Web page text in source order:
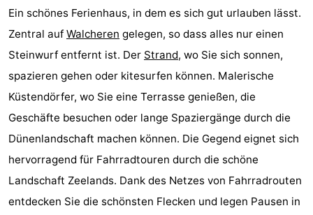
Loverendale
Résidence
Wijngaerde
Campingplätze
Ferienhäuser
-
Buitenhof
Domburg
-
Hof
Domburg
-
Westhove
Hotels
Zimmer
Ein schönes Ferienhaus, in dem es sich gut urlauben lässt.
Zentral auf Walcheren gelegen, so dass alles nur einen
Steinwurf entfernt ist. Der Strand, wo Sie sich sonnen,
spazieren gehen oder kitesurfen können. Malerische
Küstendörfer, wo Sie eine Terrasse genießen, die
Geschäfte besuchen oder lange Spaziergänge durch die
Dünenlandschaft machen können. Die Gegend eignet sich
hervorragend für Fahrradtouren durch die schöne
Landschaft Zeelands. Dank des Netzes von Fahrradrouten
entdecken Sie die schönsten Flecken und legen Pausen in